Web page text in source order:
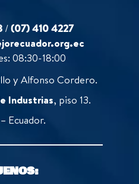
/(07) 410 4227
08:30-18:00
y Alfonso Cordero.
Industrias, piso 13.
Ecuador.